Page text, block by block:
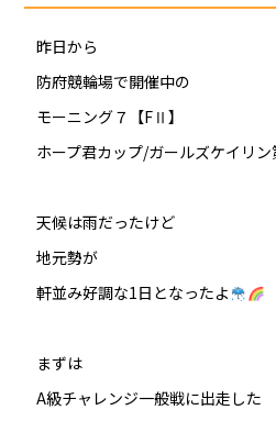
昨日から
防府競輪場で開催中の
モーニング７【FⅡ】
ホープ君カップ/ガールズケイリ
天候は雨だったけど
地元勢が
軒並み好調な1日となったよ
まずは
A級チャレンジ一般戦に出走した